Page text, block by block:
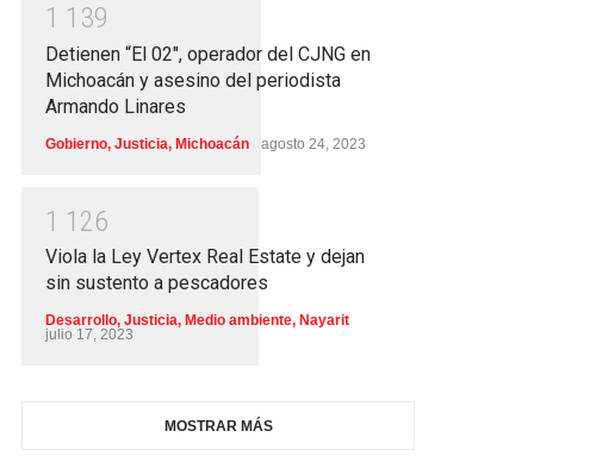
1 1 39
Detienen “El 02″, operador del CJNG en
Michoacán y asesino del periodista
Armando Linares
Gobierno, Justicia, Michoacán agosto 24, 2023
1 1 26
Viola la Ley Vertex Real Estate y dejan
sin sustento a pescadores
Desarrollo, Justicia, Medio ambiente, Nayarit
julio 17, 2023
MOSTRAR MÁS